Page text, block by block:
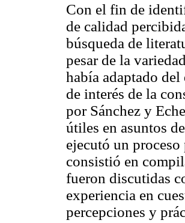
Con el fin de
de calidad
búsqueda de
pesar de la
había adaptado
de interés de la
por Sánchez y
útiles en asuntos
ejecutó un
consistió en
fueron discutidas
experiencia en
percepciones y